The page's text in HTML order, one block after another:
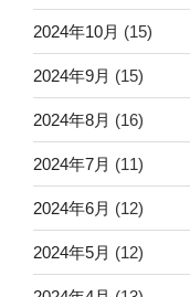
2024年10月 (15)
2024年9月 (15)
2024年8月 (16)
2024年7月 (11)
2024年6月 (12)
2024年5月 (12)